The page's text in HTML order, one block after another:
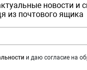
новости и
из почтового ящика
и даю согласие на